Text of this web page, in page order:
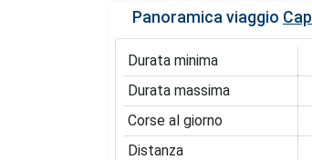
Panoramica viaggio
Durata minima
Durata massima
Corse al giorno
Distanza